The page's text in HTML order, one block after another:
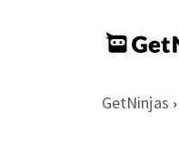
GetNinjas ›